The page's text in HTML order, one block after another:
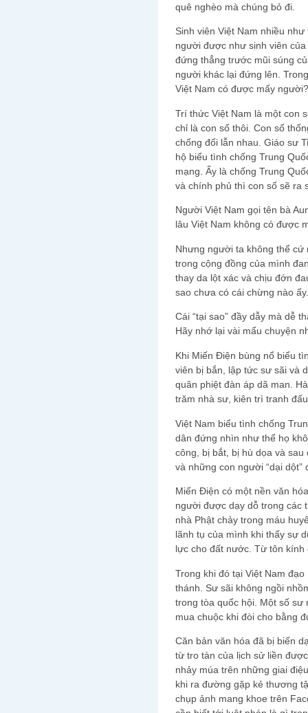
quê nghèo mà chúng bỏ đi.
Sinh viên Việt Nam nhiều
người được như sinh viên
đứng thẳng trước mũi súng
người khác lại đứng lên.
Việt Nam có được mấy người?
Trí thức Việt Nam là một con
chỉ là con số thôi. Con số
chống đối lẫn nhau. Giáo sư
hộ biểu tình chống Trung
mạng. Ấy là chống Trung
và chính phủ thì con số sẽ ra
Người Việt Nam gọi tên bà
lâu Việt Nam không có được
Nhưng người ta không thể
trong cộng đồng của mình
thay da lột xác và chịu đớn
sao chưa có cái chừng nào ấy.
Cái “tại sao” đầy dẫy mà dễ
Hãy nhớ lại vài mẩu chuyện
Khi Miến Điện bùng nổ biểu
viên bị bắn, lập tức sư sãi và
quân phiệt đàn áp dã man.
trăm nhà sư, kiên trì tranh
Việt Nam biểu tình chống
dân đứng nhìn như thể họ
công, bị bắt, bị hù dọa và
và những con người “dại
Miến Điện có một nền văn
người được dạy dỗ trong các
nhà Phật chảy trong máu
lãnh tụ của mình khi thấy sự
lực cho đất nước. Từ tôn
Trong khi đó tại Việt Nam
thánh. Sư sãi không ngồi
trong tòa quốc hội. Một số
mua chuộc khi đòi cho bằng
Căn bản văn hóa đã bị biến
từ tro tàn của lịch sử liền
nhảy múa trên những giai
khi ra đường gặp kẻ thương
chụp ảnh mang khoe trên